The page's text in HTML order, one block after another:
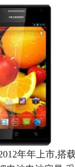
年年上市,搭